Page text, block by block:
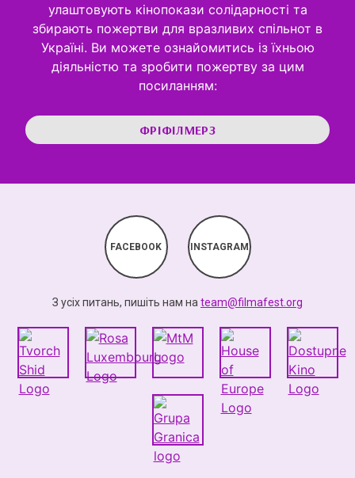
улаштовують кінопокази солідарності та
збирають пожертви для вразливих спільнот в
Україні. Ви можете ознайомитись із їхньою
діяльністю та зробити пожертву за цим
посиланням:
ФРІФІЛМЕРЗ
FACEBOOK INSTAGRAM
З усіх питань, пишіть нам на team@filmafest.org